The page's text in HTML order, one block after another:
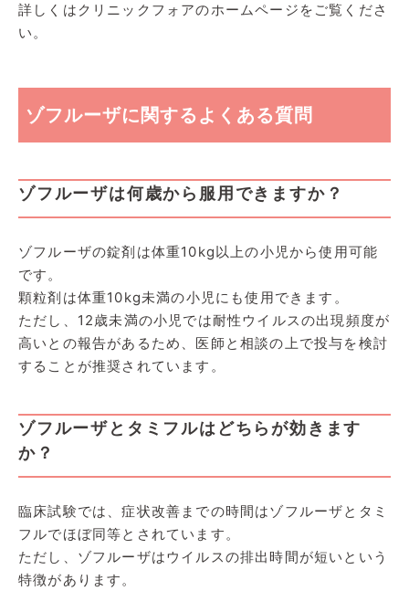
詳しくはクリニックフォアのホームページをご覧くださ
い。
ゾフルーザに関するよくある質問
ゾフルーザは何歳から服用できますか？
ゾフルーザの錠剤は体重10kg以上の小児から使用可能
です。
顆粒剤は体重10kg未満の小児にも使用できます。
ただし、12歳未満の小児では耐性ウイルスの出現頻度が
高いとの報告があるため、医師と相談の上で投与を検討
することが推奨されています。
ゾフルーザとタミフルはどちらが効きます
か？
臨床試験では、症状改善までの時間はゾフルーザとタミ
フルでほぼ同等とされています。
ただし、ゾフルーザはウイルスの排出時間が短いという
特徴があります。